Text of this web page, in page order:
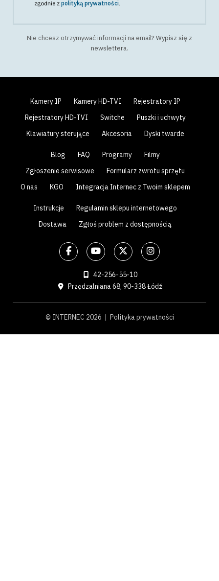
zgodnie z polityką prywatności.
Nie chcesz otrzymywać informacji na email?Wypisz się z
newslettera.
Kamery IP Kamery HD-TVI
Rejestratory IP
Rejestratory HD-TVI
Switche
Puszki i uchwyty
Klawiatury sterujące
Akcesoria Dyski twarde
Blog FAQ Programy
Filmy
Zgłoszenie serwisowe
Formularz zwrotu sprzętu
O nas
KGO Integracja Internec z Twoim sklepem
Instrukcje
Regulamin sklepu internetowego
Dostawa
Zgłoś problem z dostępnością
42-256-55-10
Przędzalniana 68, 90-338 Łódź
© INTERNEC 2026 | Polityka prywatności